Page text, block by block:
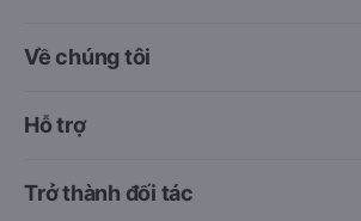
Về chúng tôi
Hỗ trợ
Trở thành đối tác